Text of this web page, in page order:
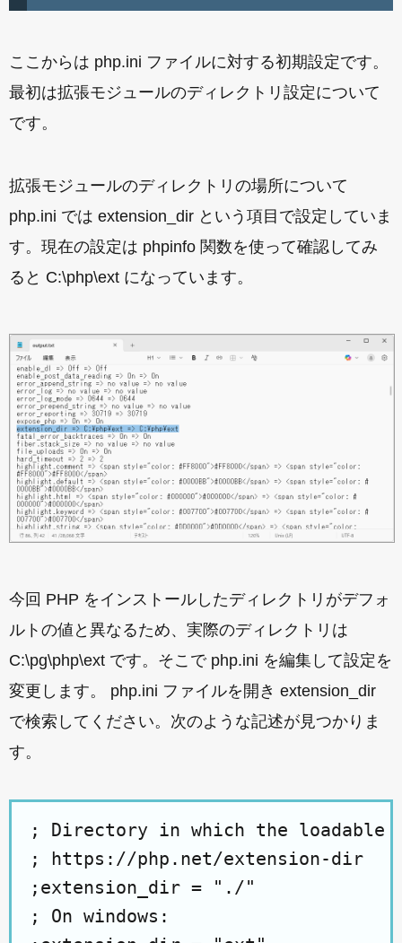
ここからは php.ini ファイルに対する初期設定です。
最初は拡張モジュールのディレクトリ設定について
です。
拡張モジュールのディレクトリの場所について
php.ini では extension_dir という項目で設定していま
す。現在の設定は phpinfo 関数を使って確認してみ
ると C:\php\ext になっています。
今回 PHP をインストールしたディレクトリがデフォ
ルトの値と異なるため、実際のディレクトリは
C:\pg\php\ext です。そこで php.ini を編集して設定を
変更します。 php.ini ファイルを開き extension_dir
で検索してください。次のような記述が見つかりま
す。
; Directory in which the loadable
; https://php.net/extension-dir
;extension_dir = "./"
; On windows: